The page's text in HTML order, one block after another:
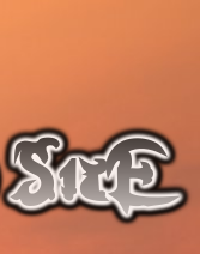
SitE